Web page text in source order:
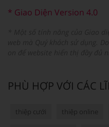
* Giao Diện Version 4.0
PHÙ HỢP VỚI CÁC
thiệp cưới thiệp online